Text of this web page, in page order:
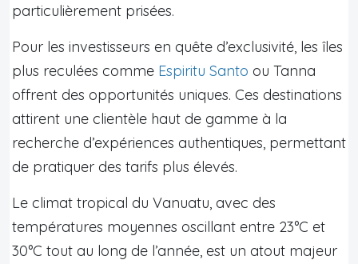
particulièrement prisées.
Pour les investisseurs en quête d’exclusivité, les îles
plus reculées comme Espiritu Santo ou Tanna
offrent des opportunités uniques. Ces destinations
attirent une clientèle haut de gamme à la
recherche d’expériences authentiques, permettant
de pratiquer des tarifs plus élevés.
Le climat tropical du Vanuatu, avec des
températures moyennes oscillant entre 23°C et
30°C tout au long de l’année, est un atout majeur